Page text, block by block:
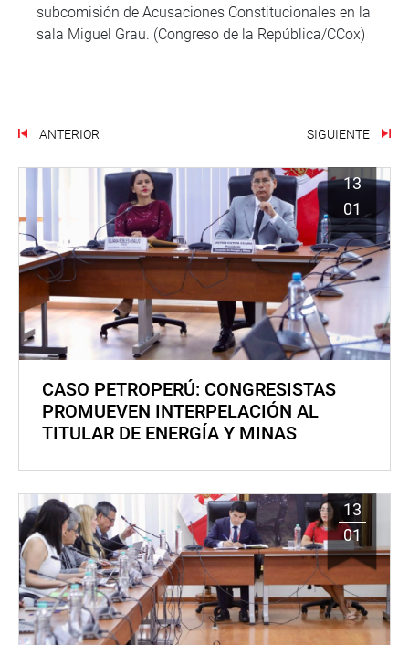
subcomisión de Acusaciones Constitucionales en la
sala Miguel Grau. (Congreso de la República/CCox)
ANTERIOR SIGUIENTE
13
01
CASO PETROPERÚ: CONGRESISTAS
PROMUEVEN INTERPELACIÓN AL
TITULAR DE ENERGÍA Y MINAS
13
01